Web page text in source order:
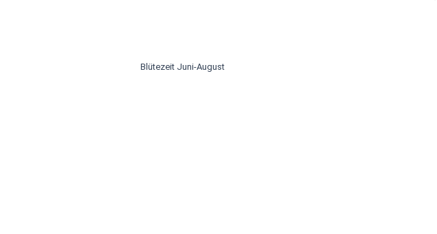
Blütezeit Juni-August